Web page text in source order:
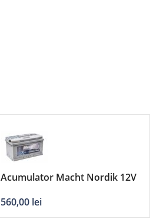
Acumulator Macht Nordik 12V
560,00 lei